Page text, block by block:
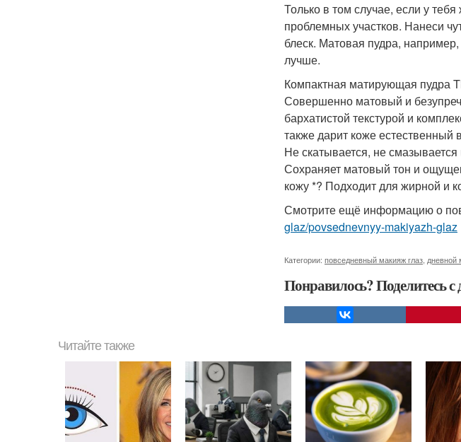
Только в том случае, если у
проблемных участков. Нанеси
блеск. Матовая пудра,
лучше.
Компактная матирующая пудра
Совершенно матовый и
бархатистой текстурой и
также дарит коже естественный
Не скатывается, не
Сохраняет матовый тон и
кожу *? Подходит для жирной и
Смотрите ещё информацию о
glaz/povsednevnyy-makiyazh-glaz
Категории: повседневный макияж глаз дневной
Понравилось? Поделитесь с
Читайте также